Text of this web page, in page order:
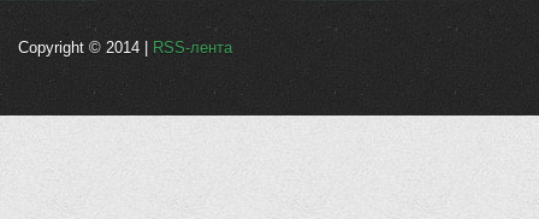
Copyright © 2014 | RSS-лента